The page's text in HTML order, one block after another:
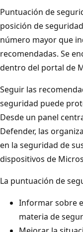
Puntuación de
posición de
número mayor que
recomendadas. Se
dentro del portal de
Seguir las
seguridad puede
Desde un panel
Defender, las
en la seguridad de
dispositivos de
La puntuación de
Informar sobre
materia de